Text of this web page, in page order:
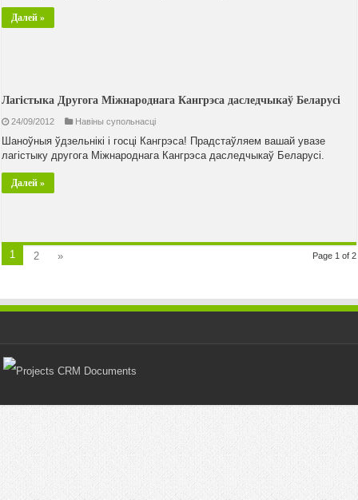
Далей »
Лагістыка Другога Міжнароднага Кангрэса даследчыкаў Беларусі
24/09/2012 Навiны супольнасцi
Шаноўныя ўдзельнікі і госці Кангрэса! Прадстаўляем вашай увазе
лагістыку другога Міжнароднага Кангрэса даследчыкаў Беларусі.
Далей »
Page 1 of 2
1 2 »